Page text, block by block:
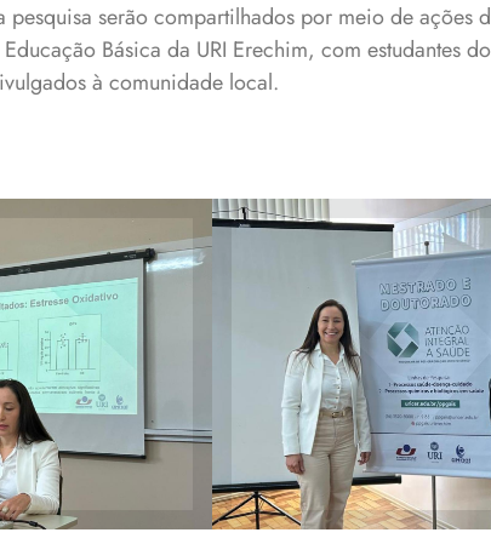
pesquisa serão compartilhados por meio de ações
Básica da URI Erechim, com estudantes
à comunidade local.
destacou
na
Professora
orientadora,